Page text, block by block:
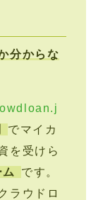
分からな
でマイカ
を受けら
です。
ラウドロ